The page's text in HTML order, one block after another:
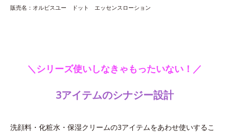
販売名：オルビスユー ドット エッセンスローション
＼シリーズ使いしなきゃもったいない！／
3アイテムのシナジー設計
洗顔料・化粧水・保湿クリームの3アイテムをあわせ使いするこ